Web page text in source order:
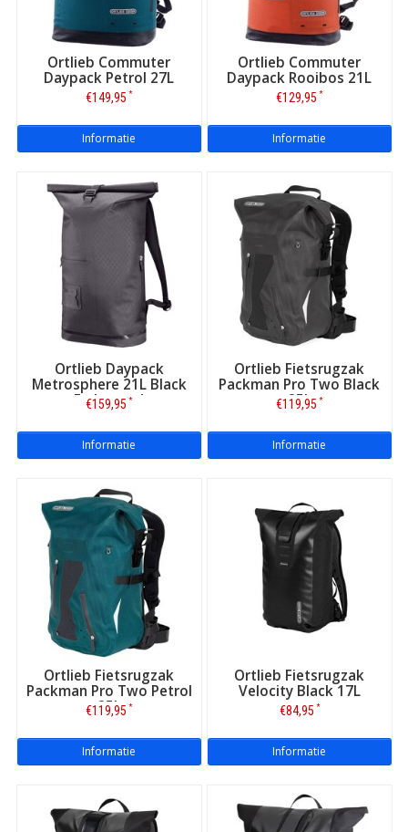
Ortlieb Commuter
Daypack Petrol 27L
€149,95 *
Informatie
Ortlieb Commuter
Daypack Rooibos 21L
€129,95 *
Informatie
Ortlieb Daypack
Metrosphere 21L Black
Embossed
€159,95 *
Informatie
Ortlieb Fietsrugzak
Packman Pro Two Black
25L
€119,95 *
Informatie
Ortlieb Fietsrugzak
Packman Pro Two Petrol
25L
€119,95 *
Informatie
Ortlieb Fietsrugzak
Velocity Black 17L
€84,95 *
Informatie